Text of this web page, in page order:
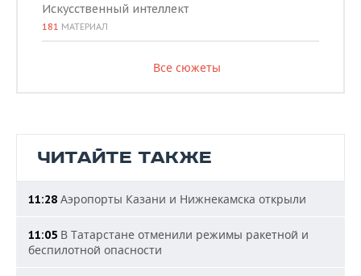
Искусственный интеллект
181 МАТЕРИАЛ
Все сюжеты
ЧИТАЙТЕ ТАКЖЕ
11:28 Аэропорты Казани и Нижнекамска открыли
11:05 В Татарстане отменили режимы ракетной и
беспилотной опасности